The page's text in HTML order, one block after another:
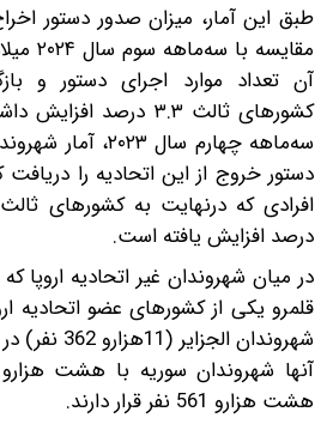
طبق این آمار، میزان صدور دستور
آن تعداد موارد اجرای دستور و
کشورهای ثالث ۳.۳ درصد
سه‌ماهه چهارم سال
درصد افزایش یافته است.
در میان شهروندان غیر اتحادیه اروپا
قلمرو یکی از کشورهای عضو اتحادیه
شهروندان
هشت هزار‌و 561 نفر قرار دارند.